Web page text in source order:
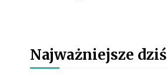
Najważniejsze dziś